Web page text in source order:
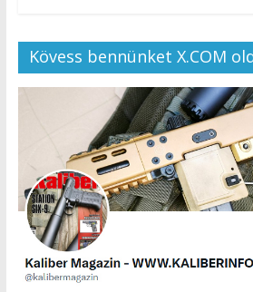
Kövess bennünket X.COM